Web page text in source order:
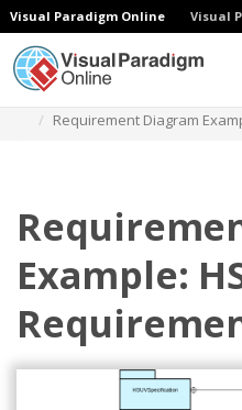
Visual Paradigm Online Visual
Requirement Diagram
Example: